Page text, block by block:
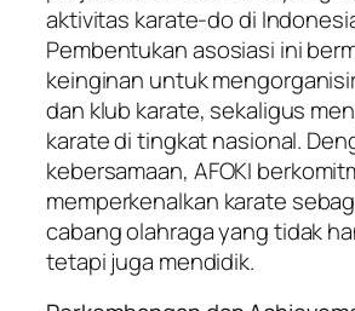
aktivitas karate-do di
Pembentukan asosiasi ini
keinginan untuk
dan klub karate, sekaligus
karate di tingkat nasional.
kebersamaan, AFOKI
memperkenalkan karate
cabang olahraga yang tidak
tetapi juga mendidik.